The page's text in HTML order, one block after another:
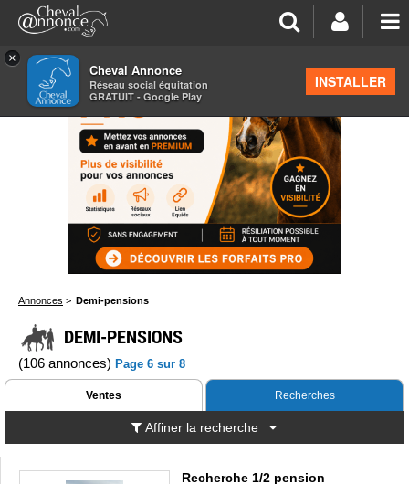
×
Cheval Annonce
Réseau social équitation
GRATUIT - Google Play
INSTALLER
Annonces > Demi-pensions
DEMI-PENSIONS
(106 annonces) Page 6 sur 8
Ventes Recherches
Affiner la recherche
Recherche 1/2 pension